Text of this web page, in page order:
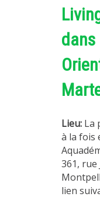
dans
Lieu: La
à la fois
361, rue
lien